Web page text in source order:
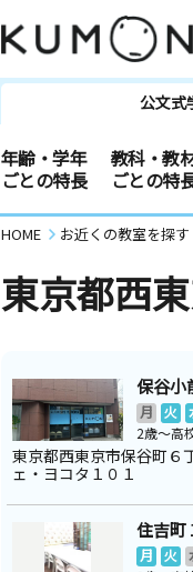
公文式
年齢・学年
ごとの特長
教科・教
ごとの特
HOME お近くの教室を探す
東京都西
保谷小
月 火
2歳～高
東京都西東京市保谷町６
ェ・ヨコタ１０１
住吉町
月 火